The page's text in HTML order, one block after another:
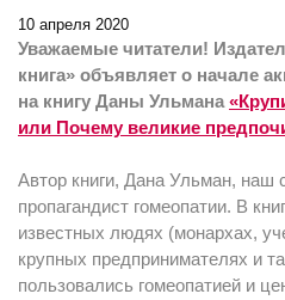
10 апреля 2020
Уважаемые читатели!
книга» объявляет о начале
на книгу Даны Ульмана
или Почему великие
Автор книги, Дана Ульман, наш
пропагандист гомеопатии. В
известных людях (монархах,
крупных предпринимателях и
пользовались гомеопатией и